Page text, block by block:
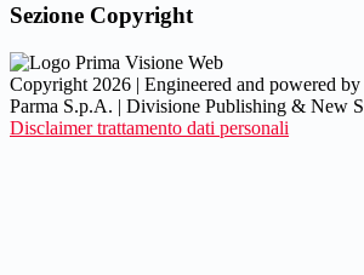
Sezione Copyright
Copyright 2026 | Engineered and powered
Parma S.p.A. | Divisione Publishing & New
Disclaimer trattamento dati personali